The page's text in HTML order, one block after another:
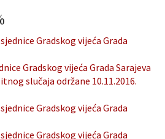
Gradskog vijeća Grada
Gradskog vijeća Grada Sarajeva
slučaja održane 10.11.2016.
Gradskog vijeća Grada
Gradskog vijeća Grada